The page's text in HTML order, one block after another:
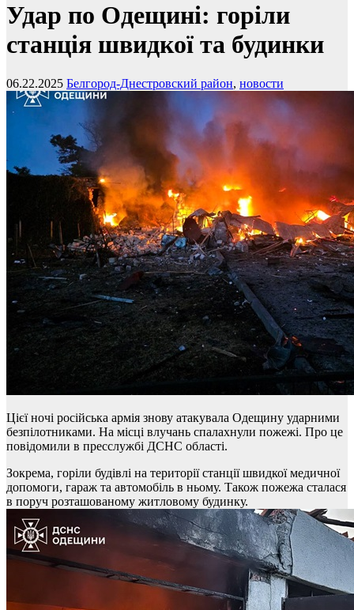
Удар по Одещині: горіли
станція швидкої та будинки
06.22.2025 Белгород-Днестровский район, новости
Цієї ночі російська армія знову атакувала Одещину ударними
безпілотниками. На місці влучань спалахнули пожежі. Про це
повідомили в пресслужбі ДСНС області.
Зокрема, горіли будівлі на території станції швидкої медичної
допомоги, гараж та автомобіль в ньому. Також пожежа сталася
в поруч розташованому житловому будинку.